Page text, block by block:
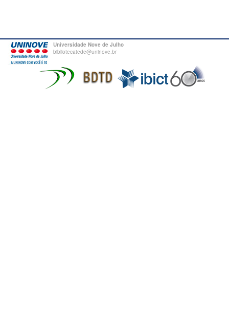
Universidade Nove de Julho
bibliotecatede@uninove.br